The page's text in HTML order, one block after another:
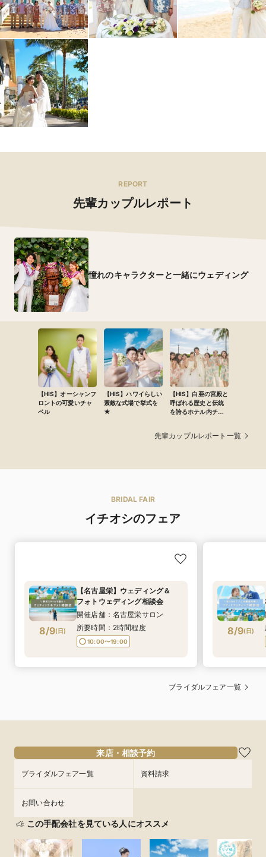
REPORT
先輩カップルレポート
憧れのキャラクターと一緒にウェディング
【HIS】オーシャンフ
ロントの可愛いチャ
ペル
【HIS】ハワイらしい
素敵な式場で挙式を
★
【HIS】白亜の宮殿と
呼ばれる歴史と伝統
を誇るホテル内チャ
先輩カップルレポート一覧
BRIDAL FAIR
イチオシのフェア
8/9(日)
【名古屋栄】ウェディング＆
フォトウェディング相談会
開催店舗：名古屋栄サロン
所要時間：2時間程度
10:00〜19:00
8/9(日)
ブライダルフェア一覧
来店・相談予約
ブライダルフェア一覧 資料請求
お問い合わせ
この手配会社を見ている人にオススメ